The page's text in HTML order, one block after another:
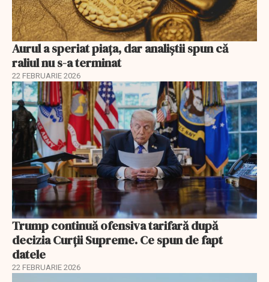
Aurul a speriat piața, dar analiștii spun că
raliul nu s-a terminat
22 FEBRUARIE 2026
Trump continuă ofensiva tarifară după
decizia Curții Supreme. Ce spun de fapt
datele
22 FEBRUARIE 2026